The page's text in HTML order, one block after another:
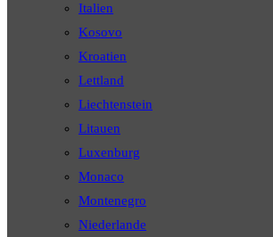
Italien
Kosovo
Kroatien
Lettland
Liechtenstein
Litauen
Luxenburg
Monaco
Montenegro
Niederlande